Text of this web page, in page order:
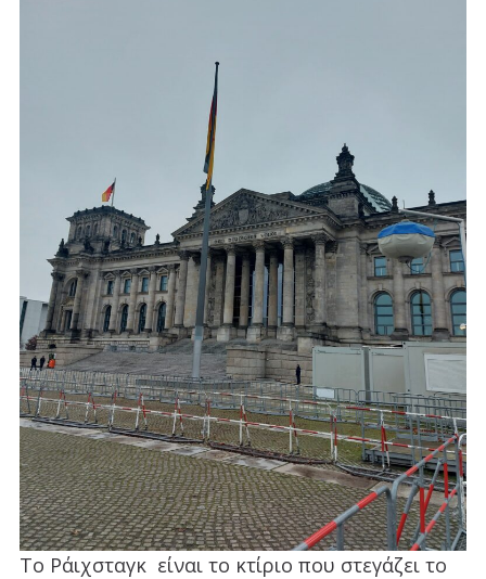
Το Ράιχσταγκ είναι το κτίριο που στεγάζει το